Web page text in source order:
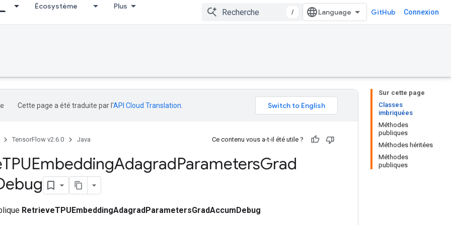
Écosystème Plus
/ GitHub Connexion
Sur cette page
Classes
imbriquées
Méthodes
publiques
Méthodes héritées
Méthodes
publiques
Cette page a été traduite par l'API Cloud Translation
TensorFlow v2.6.0 Java Ce contenu vous a-t-il été utile ?
TPUEmbeddingAdagradParametersGrad
RetrieveTPUEmbeddingAdagradParametersGradAccumDebug